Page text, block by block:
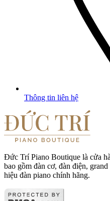
Thông tin liên hệ
Đức Trí Piano Boutique là cửa
bao gồm đàn cơ, đàn điện,
hiệu đàn piano chính hãng.